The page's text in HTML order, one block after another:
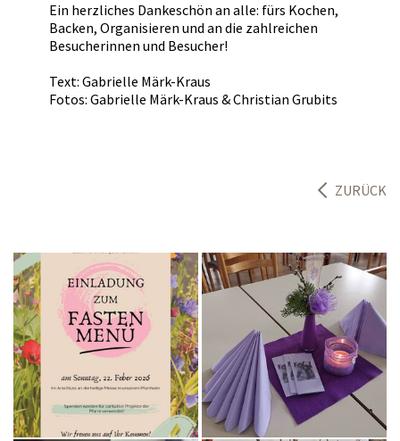
Ein herzliches Dankeschön an alle: fürs Kochen,
Backen, Organisieren und an die zahlreichen
Besucherinnen und Besucher!
Text: Gabrielle Märk-Kraus
Fotos: Gabrielle Märk-Kraus & Christian Grubits
ZURÜCK